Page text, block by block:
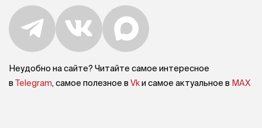
Неудобно на сайте? Читайте самое интересное
в Telegram, самое полезное в Vkи самое актуальное в MAX